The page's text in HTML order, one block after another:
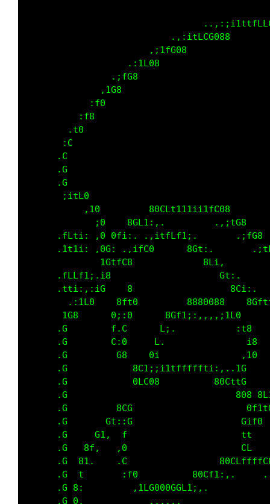
,;1fG08
.:1L08
.;fG8
,1G8
:f0
:f8
.t0
:C
.C
.G
.G
;itL0
,10         80CLt111ii1fC08
;0    8GL1:,.
.fLti: ,0 0fi:. .,itfLf1;.
.1t1i: ,0G: .,ifC0      8Gt:.
1GtfC8             8Li,
.fLLf1;.i8                    Gt:.
.tti:,:iG    8
.:1L0    8ft0         8880088
1G8      0;:0      8Gf1;:,,,,;1L0
.G        f.C      L;.
.G        C:0     L.
.G         G8    0i
.G            8C1;;i1tfffffti:,..1G
.G            0LC08          80CttG
.G
.G         8CG
.G       Gt::G
.G     G1,  f
.G   8f,   ,0
.G  81.    .C
.G  t       :f0          80Cf1:,.
.G 8:         ,1LG000GGL1;,.
.G 0,            ..,...